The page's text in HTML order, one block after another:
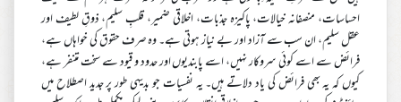
احساسات، منصفانہ خیالات، پاکیزہ جذبات، اخلاقی ضمیر، قلبِ سلیم، ذوقِ لطیف اور
عقل سلیم، ان سب سے آزاد اور بے نیاز ہوتی ہے۔ وہ صرف حقوق کی خواہاں ہے،
فرائض سے اسے کوئی سروکار نہیں، اسے پابندیوں اور حدود و قیود سے سخت متنفر ہے،
کیوں کہ یہ بھی فرائض کی یاد دلاتے ہیں۔ یہ نفسیات جو بدیہی طور پر جدید اصطلاح میں